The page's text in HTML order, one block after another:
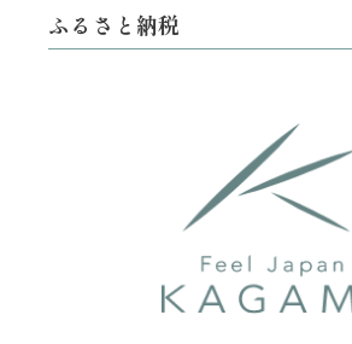
ふるさと納税